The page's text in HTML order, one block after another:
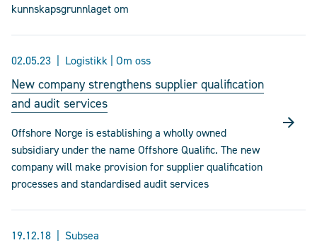
kunnskapsgrunnlaget om
02.05.23 Logistikk | Om oss
New company strengthens supplier qualification
and audit services
Offshore Norge is establishing a wholly owned
subsidiary under the name Offshore Qualific. The new
company will make provision for supplier qualification
processes and standardised audit services
19.12.18 Subsea